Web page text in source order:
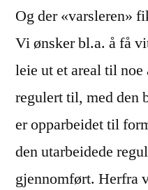
Og der «varsleren»
Vi ønsker bl.a. å få
leie ut et areal til noe
regulert til, med den
er opparbeidet til
den utarbeidede
gjennomført. Herfra